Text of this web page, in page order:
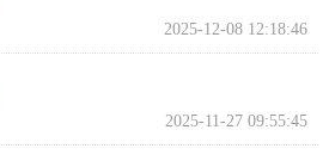
2025-12-08 12:18:46
2025-11-27 09:55:45